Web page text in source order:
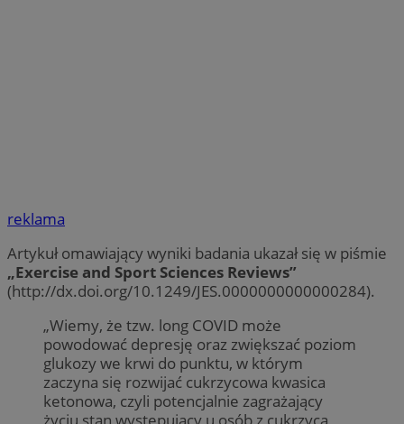
reklama
Artykuł omawiający wyniki badania ukazał się w piśmie
„Exercise and Sport Sciences Reviews”
(http://dx.doi.org/10.1249/JES.0000000000000284).
„Wiemy, że tzw. long COVID może
powodować depresję oraz zwiększać poziom
glukozy we krwi do punktu, w którym
zaczyna się rozwijać cukrzycowa kwasica
ketonowa, czyli potencjalnie zagrażający